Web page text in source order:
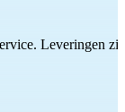
Leveringen